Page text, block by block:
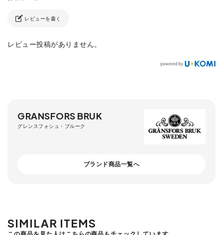
レビューを書く
レビュー投稿がありません。
GRANSFORS BRUK
グレンスフォシュ・ブルーク
ブランド商品一覧へ
SIMILAR ITEMS